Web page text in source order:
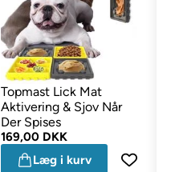
Topmast Lick Mat
Aktivering & Sjov Når
Der Spises
169,00 DKK
Læg i kurv